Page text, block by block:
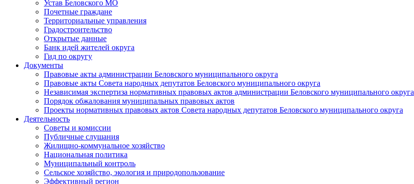
Устав Беловского МО
Почетные граждане
Территориальные управления
Градостроительство
Открытые данные
Банк идей жителей округа
Гид по округу
Документы
Правовые акты администрации Беловского муниципального округа
Правовые акты Совета народных депутатов Беловского муниципального округа
Независимая экспертиза нормативных правовых актов администрации Беловского муниципального округа
Порядок обжалования муниципальных правовых актов
Проекты нормативных правовых актов Совета народных депутатов Беловского муниципального округа
Деятельность
Советы и комиссии
Публичные слушания
Жилищно-коммунальное хозяйство
Национальная политика
Муниципальный контроль
Сельское хозяйство, экология и природопользование
Эффективный регион